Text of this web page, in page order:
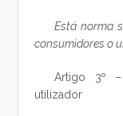
Está norma
consumidores o
Artigo 3º
utilizador